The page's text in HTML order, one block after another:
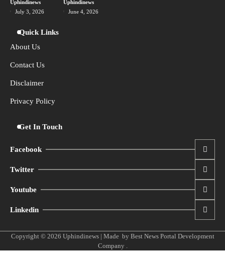
लड़ाई, तमाशा देखते रहे लोग
Uphindinews
July 3, 2026
Uphindinews
June 4, 2026
Quick Links
About Us
Contact Us
Disclaimer
Privacy Policy
Get In Touch
Facebook
Twitter
Youtube
Linkedin
Copyright © 2026 Uphindinews| Made by Best News Portal Development
Company.